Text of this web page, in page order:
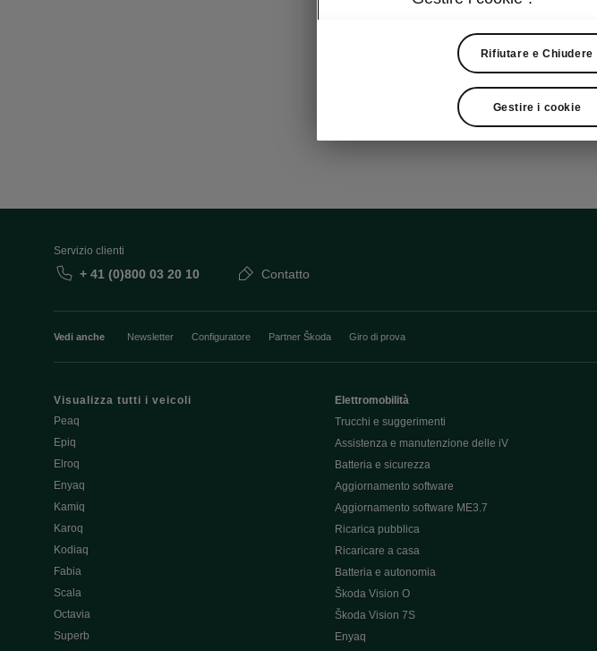
Servizio clienti
+ 41 (0)800 03 20 10 Contatto
Vedi anche Newsletter Configuratore Partner Škoda Giro di prova
Visualizza tutti i veicoli
Peaq
Epiq
Elroq
Enyaq
Kamiq
Karoq
Kodiaq
Fabia
Scala
Octavia
Superb
Elettromobilità
Trucchi e suggerimenti
Assistenza e manutenzione delle iV
Batteria e sicurezza
Aggiornamento software
Aggiornamento software ME3.7
Ricarica pubblica
Ricaricare a casa
Batteria e autonomia
Škoda Vision O
Škoda Vision 7S
Enyaq
Rifiutare e Chiudere
Gestire i cookie